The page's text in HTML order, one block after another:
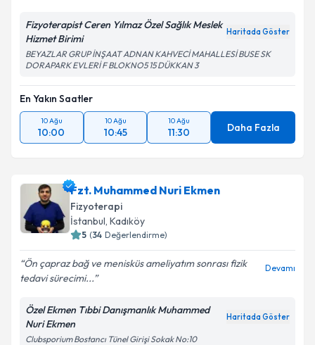
Fizyoterapist Ceren Yılmaz Özel Sağlık Meslek
Hizmet Birimi
Haritada Göster
BEYAZLAR GRUP İNŞAAT ADNAN KAHVECİ MAHALLESİ BUSE SK
DORAPARK EVLERİ F BLOKNO5 15 DÜKKAN 3
En Yakın Saatler
10 Ağu
10:00
10 Ağu
10:45
10 Ağu
11:30 Daha Fazla
Fzt. Muhammed Nuri Ekmen
Fizyoterapi
İstanbul, Kadıköy
5 (34 Değerlendirme)
Ön çapraz bağ ve menisküs ameliyatım sonrası fizik
tedavi sürecimi...
Devamı
Özel Ekmen Tıbbi Danışmanlık Muhammed
Nuri Ekmen
Haritada Göster
Clubsporium Bostancı Tünel Girişi Sokak No:10